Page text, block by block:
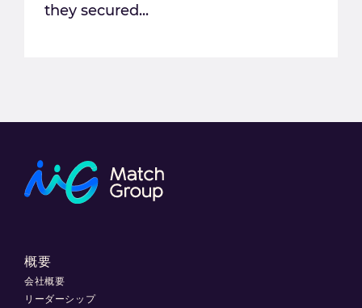
they secured...
概要
会社概要
リーダーシップ